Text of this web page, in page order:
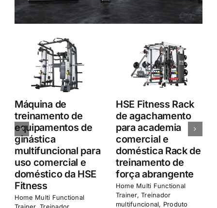
HSE Fitness
Commercial &
Home Squat Rack
Treinamento de
força abrangente
Home Multi Functional
Trainer,Treinador
multifuncional
HSE Fitness
Commercial&
Home M8 Smith
Machine Estrutura
multifuncional
Home Multi Functional
Trainer, Treinador
multifuncional
Produto